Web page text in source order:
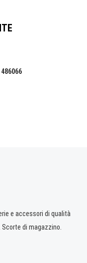
e accessori di qualità
di magazzino.